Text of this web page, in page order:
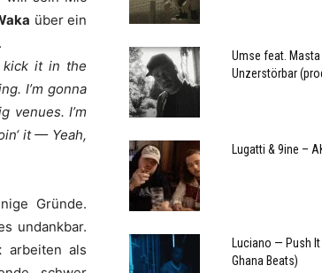
über ein
kick it in the
I’m gonna
venues. I’m
it — Yeah,
Gründe.
undankbar.
arbeiten als
Umse feat.
Unzerstörbar
Lugatti & 9ine –
Luciano — Push
Ghana Beats)